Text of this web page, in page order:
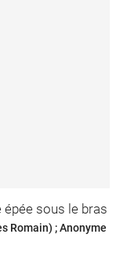
épée sous le bras
Giulio Romano (Giulio Pippi, dit aussi Jules Romain) ; Anonyme